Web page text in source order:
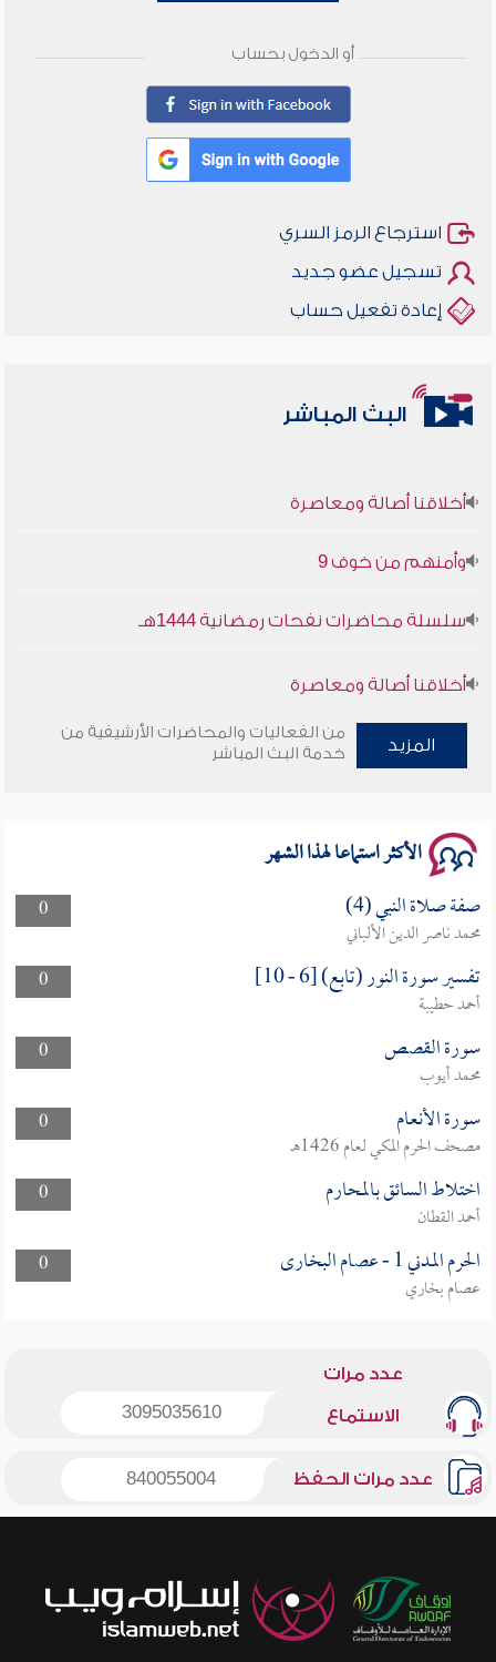
أو الدخول بحساب
استرجاع الرمز السري
تسجيل عضو جديد
إعادة تفعيل حساب
البث المباشر
أخلاقنا أصالة ومعاصرة
وأمنهم من خوف 9
سلسلة محاضرات نفحات رمضانية 1444هـ
أخلاقنا أصالة ومعاصرة
وأمنهم من خوف 9
المزيد
من الفعاليات والمحاضرات الأرشيفية من
خدمة البث المباشر
الأكثر استماعا لهذا الشهر
0 صفة صلاة النبي (4)
محمد ناصر الدين الألباني
0
تفسير سورة النور (تابع) [6 - 10]
أحمد حطيبة
0
سورة القصص
محمد أيوب
0
سورة الأنعام
مصحف الحرم المكي لعام 1426هـ
0
اختلاط السائق بالمحارم
أحمد القطان
0
الحرم المدني 1 - عصام البخارى
عصام بخاري
عدد مرات
الاستماع 3095035610
عدد مرات الحفظ 840055004